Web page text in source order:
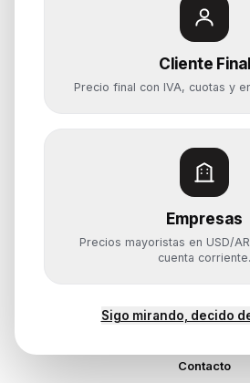
Cliente Final
Precio final con IVA, cuotas y
Empresas
Precios mayoristas en USD/
cuenta corriente.
Sigo mirando, decido
Categorías
Notebooks
Computadoras y
Componentes
Almacenamiento
Monitores y
Ayuda
Mis pedidos
¿Cómo querés
Contacto